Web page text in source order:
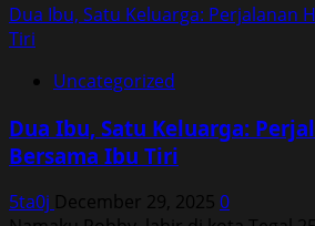
Dua Ibu, Satu Keluarga: Perjalanan
Tiri
Uncategorized
Dua Ibu, Satu Keluarga:
Bersama Ibu Tiri
5ta0j December 29, 2025 0